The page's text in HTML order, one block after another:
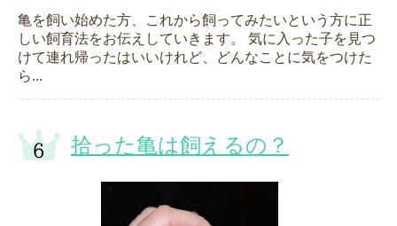
亀を飼い始めた方、これから飼ってみたいという方に正
しい飼育法をお伝えしていきます。 気に入った子を見つ
けて連れ帰ったはいいけれど、どんなことに気をつけた
ら...
拾った亀は飼えるの？